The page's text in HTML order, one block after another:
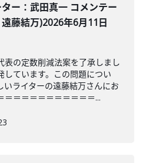
ー：武田真一 コメンテー
藤結万)2026年6月11日
表の定数削減法案を了承しまし
しています。この問題につい
いライターの遠藤結万さんにお
＝＝＝＝＝＝＝＝＝＝...